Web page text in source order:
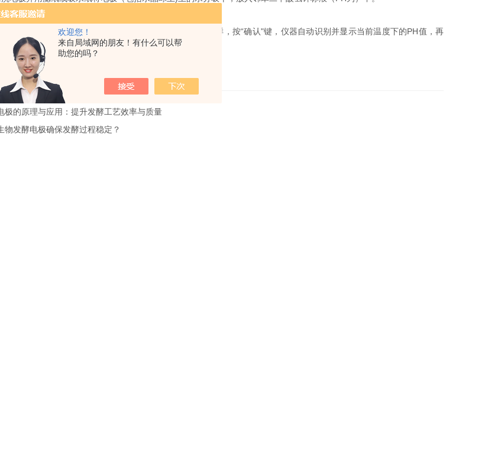
欢迎您！
来自局域网的朋友！有什么可以帮
助您的吗？
前标准溶液的温度，并在仪器上设置相同的温度值；
字持续 20~30s不变时，按 字样，按“确认"键，仪器自动识别并显示当前温度下的PH值，再
定，此时仪器显示当下溶液PH值。
极的原理与应用：提升发酵工艺效率与质量
物发酵电极确保发酵过程稳定？